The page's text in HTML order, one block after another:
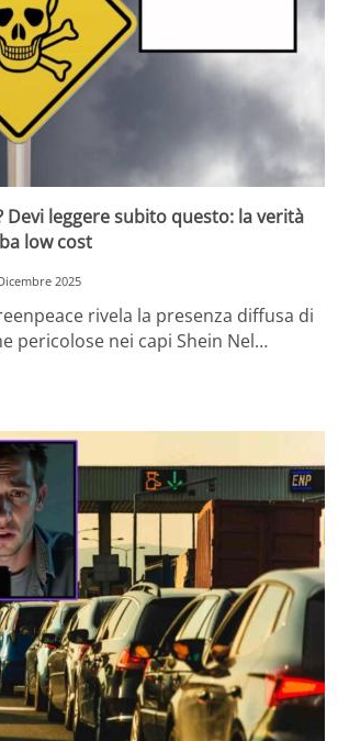
Devi leggere subito questo: la verità
low cost
2025
rivela la presenza diffusa di
pericolose nei capi Shein Nel…